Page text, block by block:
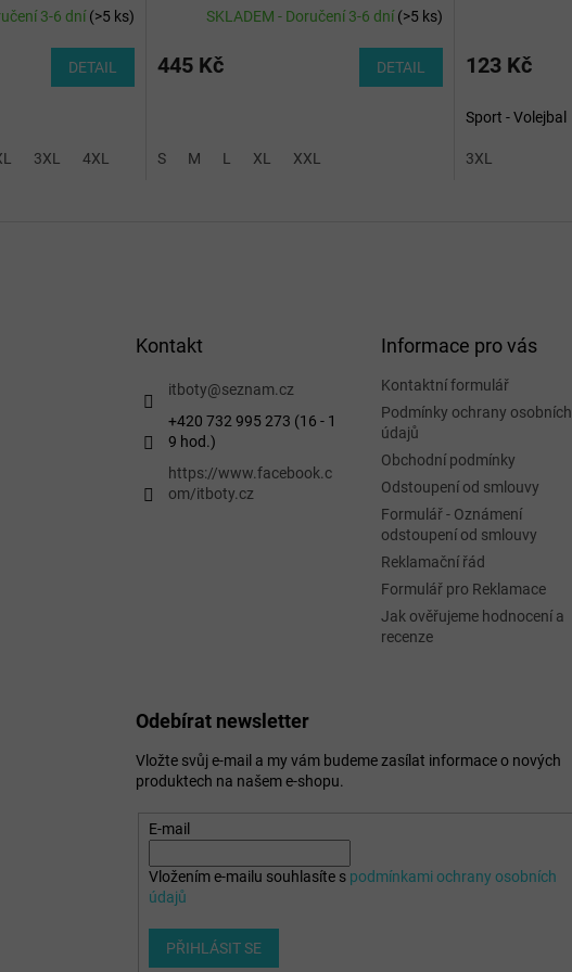
3-6 dní(>5 ks)
DETAIL
3XL 4XL
SKLADEM - Doručení 3-6 dní(>5 ks)
445 Kč DETAIL
S M L XL XXL
123 Kč
Sport - Volejbal
3XL
Kontakt
itboty@seznam.cz
+420 732 995 273 (16 - 1
9 hod.)
https://www.facebook.c
om/itboty.cz
Informace pro vás
Kontaktní formulář
Podmínky ochrany osobních
údajů
Obchodní podmínky
Odstoupení od smlouvy
Formulář - Oznámení
odstoupení od smlouvy
Reklamační řád
Formulář pro Reklamace
Jak ověřujeme hodnocení a
recenze
Odebírat newsletter
Vložte svůj e-mail a my vám budeme zasílat informace o nových
produktech na našem e-shopu.
E-mail
Vložením e-mailu souhlasíte s podmínkami ochrany osobních
údajů
PŘIHLÁSIT SE